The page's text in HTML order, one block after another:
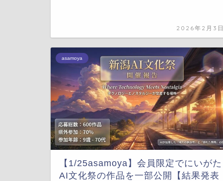
2026年2月3日
asamoya
【1/25asamoya】会員限定でにいがた
AI文化祭の作品を一部公開【結果発表